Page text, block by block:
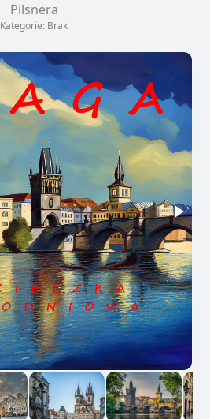
Pilsnera
Kategorie: Brak